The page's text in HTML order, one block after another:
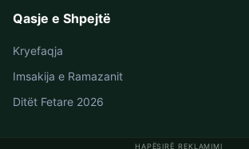
HAPËSIRË REKLAMIMI
Qasje e Shpejtë
Kryefaqja
Imsakija e Ramazanit
Ditët Fetare 2026